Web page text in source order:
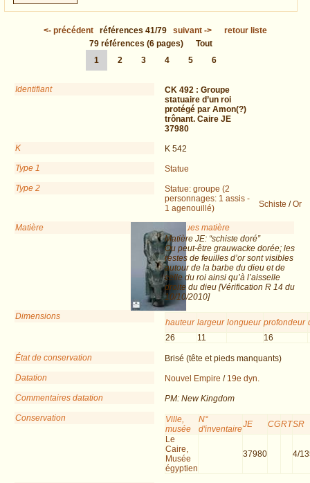
<- précédent références 41/79 suivant->
retour liste
79 références (6 pages)
Tout
1
2 3 4 5 6
Identifiant CK 492 : Groupe
statuaire d’un roi
protégé par Amon(?)
trônant. Caire JE
37980
K
K 542
Type 1
Statue
Type 2
Statue: groupe (2
personnages: 1 assis -
1 agenouillé)
Matière
Schiste /Or
Remarques matière
Matière JE: “schiste doré”
Ou peut-être grauwacke dorée; les
restes de feuilles d’or sont visibles
autour de la barbe du dieu et de
celle du roi ainsi qu’à l’aisselle
droite du dieu [Vérification R 14 du
10/10/2010]
Dimensions
hauteur largeur longueur profondeur
26
11 16
État de conservation
Brisé (tête et pieds manquants)
Datation
Nouvel Empire / 19e dyn.
Commentaires datation
PM: New Kingdom
Conservation
Ville,
musée
N°
d'inventaireJE CGRTSR
Le
Caire,
Musée
égyptien
37980 4/